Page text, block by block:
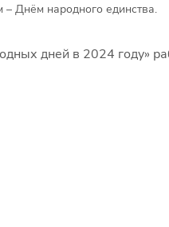
Днём народного единства.
дней в 2024 году»